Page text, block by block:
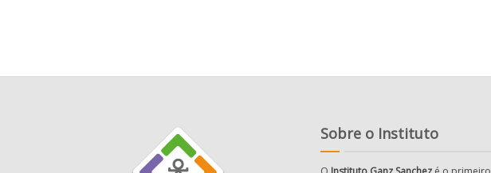
Sobre o Instituto